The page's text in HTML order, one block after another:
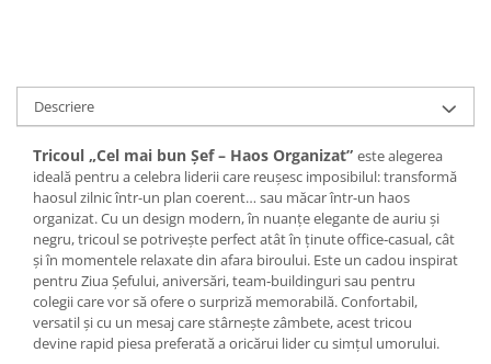
Descriere
Tricoul „Cel mai bun Șef – Haos Organizat” este alegerea
ideală pentru a celebra liderii care reușesc imposibilul: transformă
haosul zilnic într-un plan coerent… sau măcar într-un haos
organizat. Cu un design modern, în nuanțe elegante de auriu și
negru, tricoul se potrivește perfect atât în ținute office‑casual, cât
și în momentele relaxate din afara biroului. Este un cadou inspirat
pentru Ziua Șefului, aniversări, team‑buildinguri sau pentru
colegii care vor să ofere o surpriză memorabilă. Confortabil,
versatil și cu un mesaj care stârnește zâmbete, acest tricou
devine rapid piesa preferată a oricărui lider cu simțul umorului.